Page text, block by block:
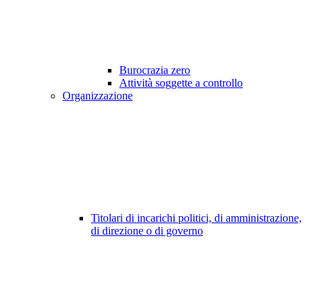
Burocrazia zero
Attività soggette a controllo
Organizzazione
Titolari di incarichi politici, di amministrazione,
di direzione o di governo